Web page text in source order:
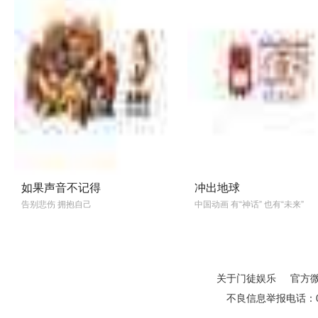
如果声音不记得
告别悲伤 拥抱自己
冲出地球
中国动画 有“神话” 也有“未来”
关于门徒娱乐
官方
不良信息举报电话